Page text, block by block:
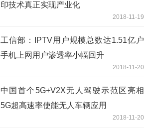
印技术真正实现产业化
2018-11-19
工信部：IPTV用户规模总数达1.51亿户
手机上网用户渗透率小幅回升
2018-11-20
中国首个5G+V2X无人驾驶示范区亮相
5G超高速率使能无人车辆应用
2018-11-20